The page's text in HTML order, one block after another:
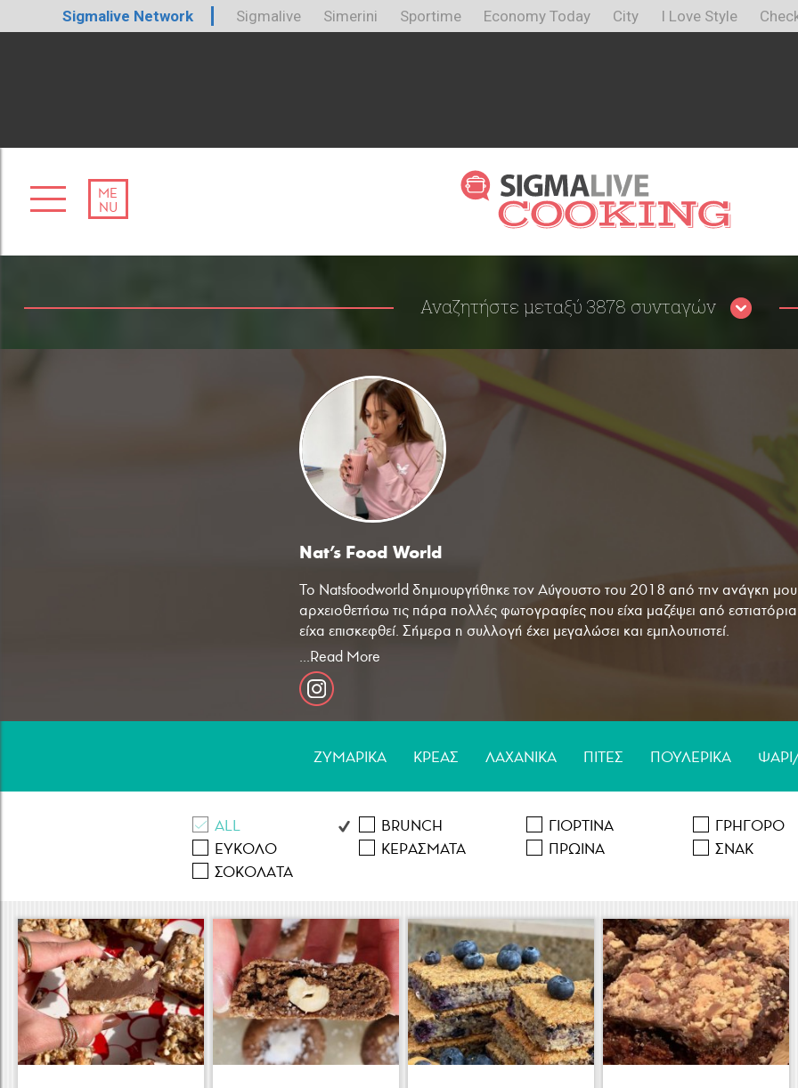
Sigmalive Network Sigmalive Simerini Sportime Economy Today City I Love Style
ME
NU
Αναζητήστε μεταξύ 3878 συνταγών
Περιορίστε τα αποτελέσματα
αναζήτησης επιλέγοντας κατηγορίες:
Κρέας Πουλερικά Θαλασσινά Λαχανικά Ζυμαρικά
Nat's Food World
Το Natsfoodworld δημιουργήθηκε τον Αύγουστο του 2018 από την ανάγκη
αρχειοθετήσω τις πάρα πολλές φωτογραφίες που είχα μαζέψει από
είχα επισκεφθεί. Σήμερα η συλλογή έχει μεγαλώσει και εμπλουτιστεί.
Η αγάπη μου για τον εντοπισμό των καλύτερων εστιατορίων πριν από κάθε
μετατράπηκε σε πάθος! Βασικά, πιστεύω ότι η κουζίνα μιας χώρας αντανακλά
κουλτούρα και την ιδιαίτερη φιλοσοφία ζωής των ανθρώπων της. Το μήνυμα
''καθρέφτη πολιτισμού'' της!
ανεβαίνει στο λογαριασμό μου.
Ναταλία Στεφανίδου
...Read More
ΖΥΜΑΡΙΚA ΚΡΕΑΣ ΛΑΧΑΝΙΚA ΠΙΤΕΣ ΠΟΥΛΕΡΙΚA
ALL BRUNCH ΓΙΟΡΤΙΝA
ΓΡΗΓΟΡΟ
ΕΥΚΟΛΟ
ΚΕΡAΣΜΑΤΑ ΠΡΩΙΝA
ΣΝΑΚ
ΣΟΚΟΛAΤΑ